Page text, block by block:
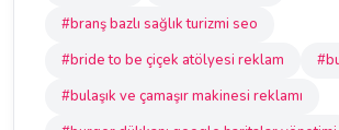
#branş bazlı sağlık turizmi seo
#bride to be çiçek atölyesi reklam
#bulaşık ve çamaşır makinesi reklamı